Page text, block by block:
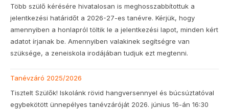
Több szülő kérésére hivatalosan is meghosszabbítottuk a
jelentkezési határidőt a 2026-27-es tanévre. Kérjük, hogy
amennyiben a honlapról töltik le a jelentkezési lapot, minden kért
adatot írjanak be. Amennyiben valakinek segítségre van
szüksége, a zeneiskola irodájában tudjuk ezt megtenni.
Tanévzáró 2025/2026
Tisztelt Szülők! Iskolánk rövid hangversennyel és búcsúztatóval
egybekötött ünnepélyes tanévzáróját 2026. június 16-án 16:30